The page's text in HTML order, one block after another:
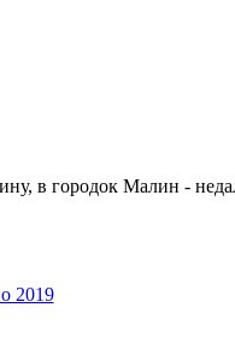
в городок Малин -